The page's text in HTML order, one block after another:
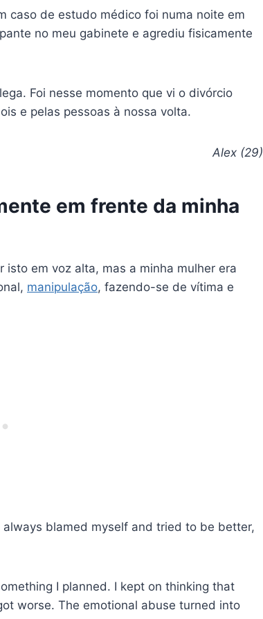
caso de estudo médico foi numa noite em
no meu gabinete e agrediu fisicamente
Foi nesse momento que vi o divórcio
e pelas pessoas à nossa volta.
Alex (29)
em frente da minha
em voz alta, mas a minha mulher era
manipulação, fazendo-se de vítima e
blamed myself and tried to be better,
I planned. I kept on thinking that
worse. The emotional abuse turned into